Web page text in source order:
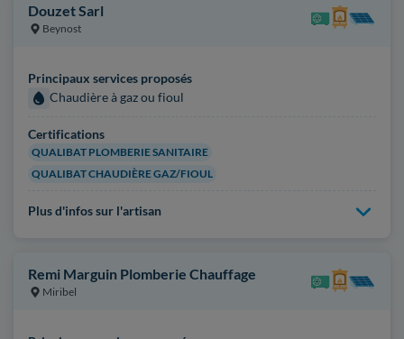
Douzet Sarl
Beynost
Principaux services proposés
Chaudière à gaz ou fioul
Certifications
QUALIBAT PLOMBERIE SANITAIRE
QUALIBAT CHAUDIÈRE GAZ/FIOUL
Plus d'infos sur l'artisan
Remi Marguin Plomberie Chauffage
Miribel